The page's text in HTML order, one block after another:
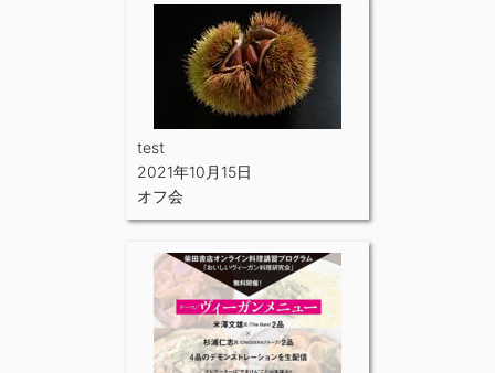
test
2021年10月15日
オフ会